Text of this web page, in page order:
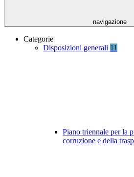
navigazione
Categorie
Disposizioni generali 11
Piano triennale per la
corruzione e della